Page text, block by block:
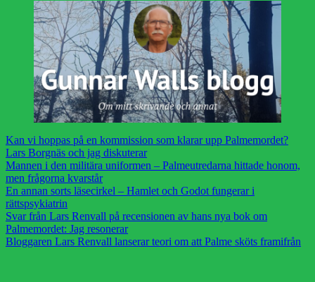
Kan vi hoppas på en kommission som klarar upp Palmemordet?
Lars Borgnäs och jag diskuterar
Mannen i den militära uniformen – Palmeutredarna hittade honom,
men frågorna kvarstår
En annan sorts läsecirkel – Hamlet och Godot fungerar i
rättspsykiatrin
Svar från Lars Renvall på recensionen av hans nya bok om
Palmemordet: Jag resonerar
Bloggaren Lars Renvall lanserar teori om att Palme sköts framifrån